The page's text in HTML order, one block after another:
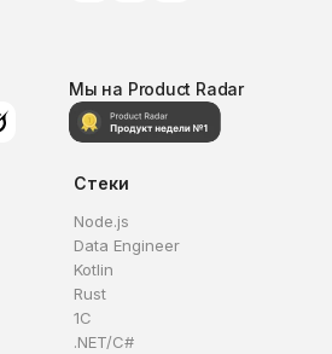
Мы на Product Radar
Стеки
Node.js
Data Engineer
Kotlin
Rust
1C
.NET/C#